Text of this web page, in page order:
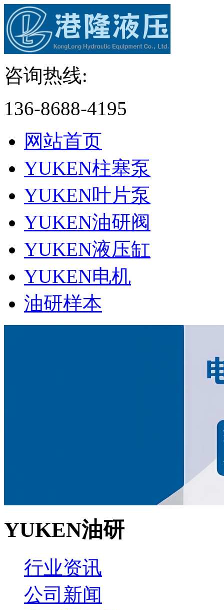
咨询热线:
136-8688-4195
网站首页
YUKEN柱塞泵
YUKEN叶片泵
YUKEN油研阀
YUKEN液压缸
YUKEN电机
油研样本
YUKEN油研
行业资讯
公司新闻